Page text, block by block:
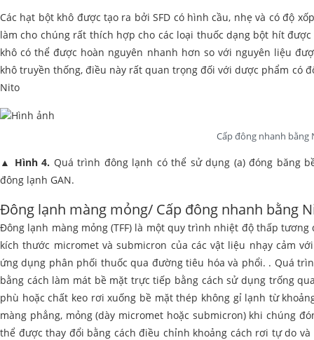
Các hạt bột khô được tạo ra bởi SFD có hình cầu, nhẹ và có độ
làm cho chúng rất thích hợp cho các loại thuốc dạng bột hít
khô có thể được hoàn nguyên nhanh hơn so với nguyên liệu
khô truyền thống, điều này rất quan trọng đối với dược phẩm có
Nito
Cấp đông nhanh bằng
▲ Hình 4. Quá trình đông lạnh có thể sử dụng (a) đóng băng
đông lạnh GAN.
Đông lạnh màng mỏng/ Cấp đông nhanh bằng
Đông lạnh màng mỏng (TFF) là một quy trình nhiệt độ thấp
kích thước micromet và submicron của các vật liệu nhạy cảm
ứng dụng phân phối thuốc qua đường tiêu hóa và phổi. . Quá
bằng cách làm mát bề mặt trực tiếp bằng cách sử dụng trống
phù hoặc chất keo rơi xuống bề mặt thép không gỉ lạnh từ
màng phẳng, mỏng (dày micromet hoặc submicron) khi chúng
thể được thay đổi bằng cách điều chỉnh khoảng cách rơi tự do